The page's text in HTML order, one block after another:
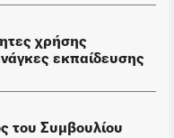
χρήσης
εκπαίδευσης
του Συμβουλίου